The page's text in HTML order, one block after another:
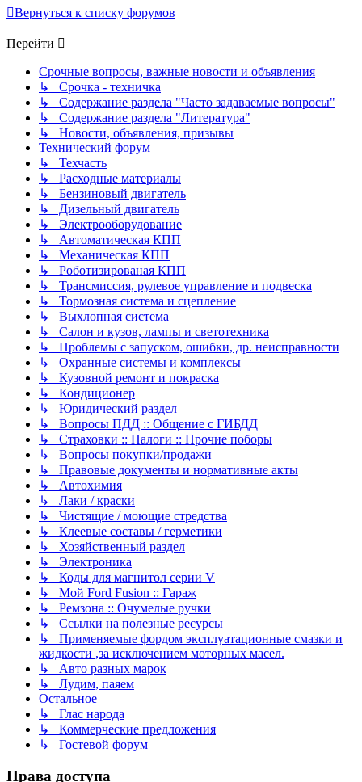
Вернуться к списку форумов
Перейти
Срочные вопросы, важные новости и объявления
↳ Срочка - техничка
↳ Содержание раздела "Часто задаваемые вопросы"
↳ Содержание раздела "Литература"
↳ Новости, объявления, призывы
Технический форум
↳ Техчасть
↳ Расходные материалы
↳ Бензиновый двигатель
↳ Дизельный двигатель
↳ Электрооборудование
↳ Автоматическая КПП
↳ Механическая КПП
↳ Роботизированая КПП
↳ Трансмиссия, рулевое управление и подвеска
↳ Тормозная система и сцепление
↳ Выхлопная система
↳ Салон и кузов, лампы и светотехника
↳ Проблемы с запуском, ошибки, др. неисправности
↳ Охранные системы и комплексы
↳ Кузовной ремонт и покраска
↳ Кондиционер
↳ Юридический раздел
↳ Вопросы ПДД :: Общение с ГИБДД
↳ Страховки :: Налоги :: Прочие поборы
↳ Вопросы покупки/продажи
↳ Правовые документы и нормативные акты
↳ Автохимия
↳ Лаки / краски
↳ Чистящие / моющие стредства
↳ Клеевые составы / герметики
↳ Хозяйственный раздел
↳ Электроника
↳ Коды для магнитол серии V
↳ Мой Ford Fusion :: Гараж
↳ Ремзона :: Очумелые ручки
↳ Ссылки на полезные ресурсы
↳ Применяемые фордом эксплуатационные смазки и
жидкости ,за исключением моторных масел.
↳ Авто разных марок
↳ Лудим, паяем
Остальное
↳ Глас народа
↳ Коммерческие предложения
↳ Гостевой форум
Права доступа